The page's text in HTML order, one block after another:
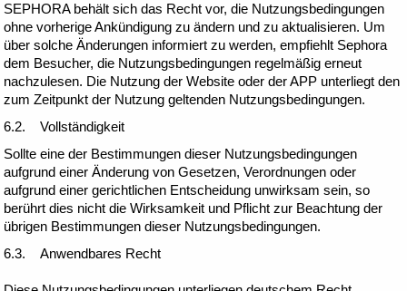
SEPHORA behält sich das Recht vor, die Nutzungsbedingungen
ohne vorherige Ankündigung zu ändern und zu aktualisieren. Um
über solche Änderungen informiert zu werden, empfiehlt Sephora
dem Besucher, die Nutzungsbedingungen regelmäßig erneut
nachzulesen. Die Nutzung der Website oder der APP unterliegt den
zum Zeitpunkt der Nutzung geltenden Nutzungsbedingungen.
6.2. Vollständigkeit
Sollte eine der Bestimmungen dieser Nutzungsbedingungen
aufgrund einer Änderung von Gesetzen, Verordnungen oder
aufgrund einer gerichtlichen Entscheidung unwirksam sein, so
berührt dies nicht die Wirksamkeit und Pflicht zur Beachtung der
übrigen Bestimmungen dieser Nutzungsbedingungen.
6.3. Anwendbares Recht